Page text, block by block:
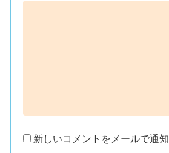
新しいコメントをメールで通知